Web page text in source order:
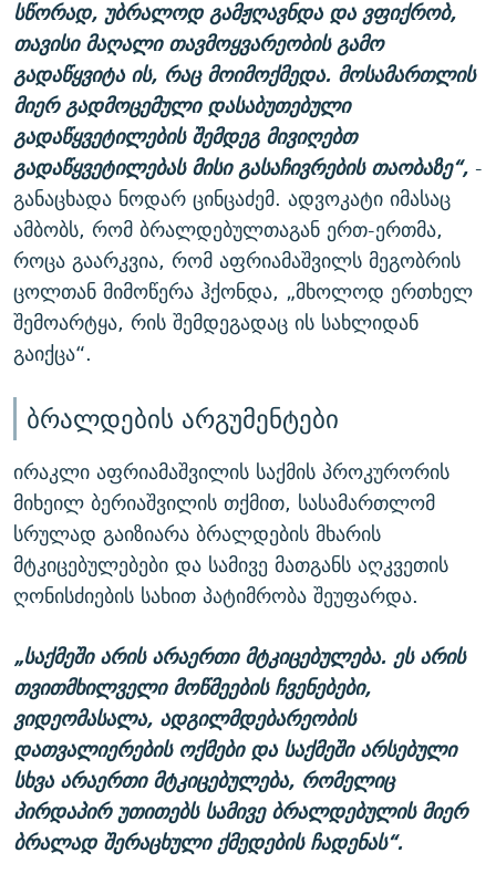
სწორად, უბრალოდ გამჟღავნდა და ვფიქრობ,
თავისი მაღალი თავმოყვარეობის გამო
გადაწყვიტა ის, რაც მოიმოქმედა. მოსამართლის
მიერ გადმოცემული დასაბუთებული
გადაწყვეტილების შემდეგ მივიღებთ
გადაწყვეტილებას მისი გასაჩივრების თაობაზე“,-
განაცხადა ნოდარ ცინცაძემ. ადვოკატი იმასაც
ამბობს, რომ ბრალდებულთაგან ერთ-ერთმა,
როცა გაარკვია, რომ აფრიამაშვილს მეგობრის
ცოლთან მიმოწერა ჰქონდა, „მხოლოდ ერთხელ
შემოარტყა, რის შემდეგადაც ის სახლიდან
გაიქცა“.
ბრალდების არგუმენტები
ირაკლი აფრიამაშვილის საქმის პროკურორის
მიხეილ ბერიაშვილის თქმით, სასამართლომ
სრულად გაიზიარა ბრალდების მხარის
მტკიცებულებები და სამივე მათგანს აღკვეთის
ღონისძიების სახით პატიმრობა შეუფარდა.
„საქმეში არის არაერთი მტკიცებულება. ეს არის
თვითმხილველი მოწმეების ჩვენებები,
ვიდეომასალა, ადგილმდებარეობის
დათვალიერების ოქმები და საქმეში არსებული
სხვა არაერთი მტკიცებულება, რომელიც
პირდაპირ უთითებს სამივე ბრალდებულის მიერ
ბრალად შერაცხული ქმედების ჩადენას“.